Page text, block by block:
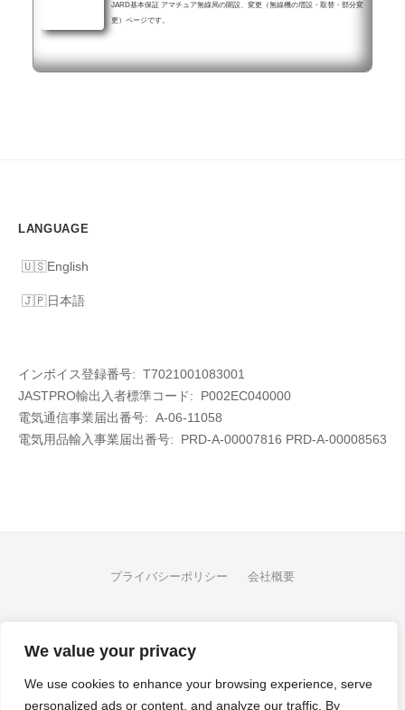
We value your privacy
We use cookies to enhance your browsing experience, serve
personalized ads or content, and analyze our traffic. By
JARD基本保証 アマチュア無線局の開設、変更（無線機の増設・取替・部分変
更）ページです。
LANGUAGE
English
日本語
インボイス登録番号: T7021001083001
JASTPRO輸出入者標準コード: P002EC040000
電気通信事業届出番号: A-06-11058
電気用品輸入事業届出番号:
PRD-A-00007816 PRD-A-00008563
プライバシーポリシー 会社概要
© 2026 Flex Fleet Co., Ltd.
Powered by